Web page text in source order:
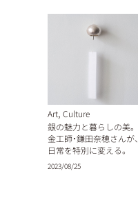
Art, Culture
銀の魅力と暮らしの美。
金工師・鎌田奈穂さんが、
日常を特別に変える。
2023/08/25